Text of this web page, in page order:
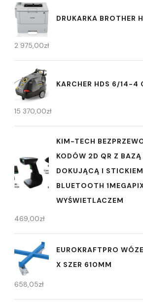
DRUKARKA
2 975,00zł
KARCHER HDS 6/14-4
15 370,00zł
KIM-TECH
KODÓW 2D QR Z
DOKUJĄCĄ I
BLUETOOTH
WYŚWIETLACZEM
469,00zł
EUROKRAFTPRO
X SZER 610MM
658,05zł